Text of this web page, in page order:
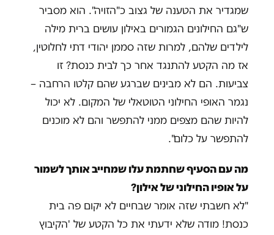
שמגדיר את הטענה של גצוב כ"הזויה". הוא מסביר
ש"גם החילונים הגמורים באילון עושים ברית מילה
לילדים שלהם, למרות שזה סממן יהודי דתי לחלוטין,
אז מה הקטע להתנגד אחר כך לבית כנסת? זו
צביעות. הם לא מבינים שברגע שהם קלטו הרחבה –
נגמר האופי החילוני הטוטאלי של המקום. לא יכול
להיות שהם מצפים ממני להתפשר והם לא מוכנים
להתפשר על כלום".
מה עם הסעיף שחתמת עלו שמחייב אותך לשמור
על אופיו החילוני של אילון?
"לא חשבתי שזה אומר שבחיים לא יקום פה בית
כנסת! מודה שלא ידעתי את כל הקטע של 'הקיבוץ